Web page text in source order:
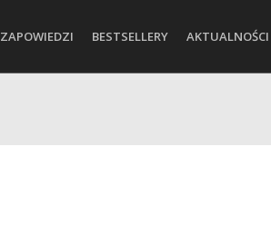
ZAPOWIEDZI BESTSELLERY AKTUALNOŚCI